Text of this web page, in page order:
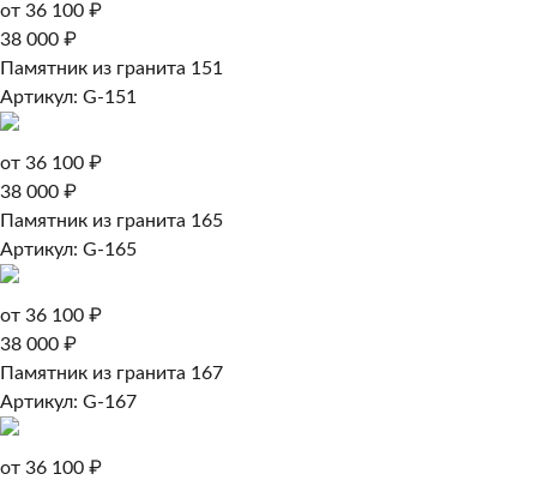
от 36 100 ₽
38 000 ₽
Памятник из гранита 151
Артикул: G-151
от 36 100 ₽
38 000 ₽
Памятник из гранита 165
Артикул: G-165
от 36 100 ₽
38 000 ₽
Памятник из гранита 167
Артикул: G-167
от 36 100 ₽